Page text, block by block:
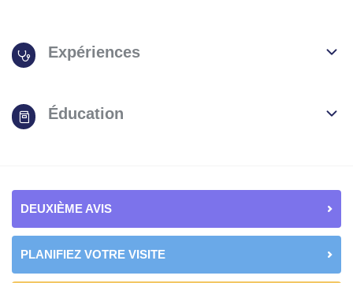
Expériences
Éducation
DEUXIÈME AVIS
PLANIFIEZ VOTRE VISITE